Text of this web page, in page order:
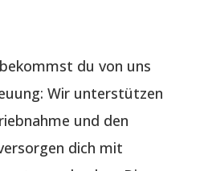
du von uns
Wir unterstützen
und den
dich mit